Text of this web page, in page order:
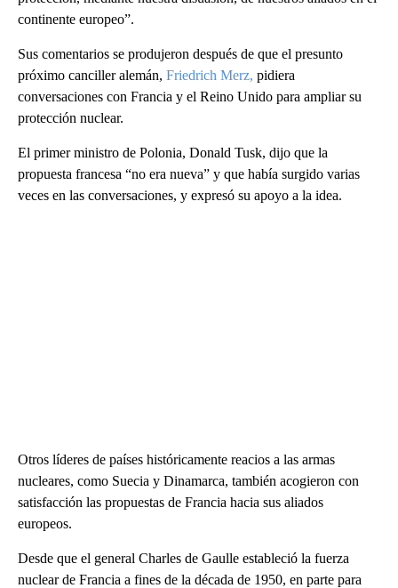
continente europeo”.
Sus comentarios se produjeron después de que el presunto
próximo canciller alemán, Friedrich Merz, pidiera
conversaciones con Francia y el Reino Unido para ampliar su
protección nuclear.
El primer ministro de Polonia, Donald Tusk, dijo que la
propuesta francesa “no era nueva” y que había surgido varias
veces en las conversaciones, y expresó su apoyo a la idea.
Otros líderes de países históricamente reacios a las armas
nucleares, como Suecia y Dinamarca, también acogieron con
satisfacción las propuestas de Francia hacia sus aliados
europeos.
Desde que el general Charles de Gaulle estableció la fuerza
nuclear de Francia a fines de la década de 1950, en parte para